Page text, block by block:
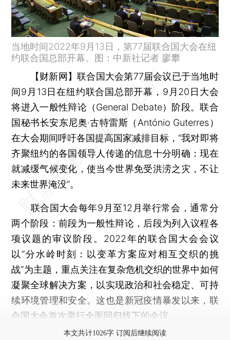
当地时间2022年9月13日，第77届联合国大会在纽
约联合国总部开幕。图：中新社记者 廖攀
【财新网】联合国大会第77届会议已于当地时
间9月13日在纽约联合国总部开幕，9月20日大会
将进入一般性辩论（General Debate）阶段。联合
国秘书长安东尼奥·古特雷斯（António Guterres）
在大会期间呼吁各国提高国家减排目标，“我对即将
齐聚纽约的各国领导人传递的信息十分明确：现在
就减缓气候变化，使当今世界免受洪涝之灾，不让
未来世界淹没”。
联合国大会每年9月至12月举行常会，通常分
两个阶段：前段为一般性辩论，后段为列入议程各
项议题的审议阶段。2022年的联合国大会会议
以“分水岭时刻：以变革方案应对相互交织的挑
战”为主题，重点关注在复杂危机交织的世界中如何
凝聚全球解决方案，以实现政治和社会稳定、可持
续环境管理和安全。这也是新冠疫情暴发以来，联
合国大会首次举行全面回归线下的会议。
本文共计1026字 订阅后继续阅读